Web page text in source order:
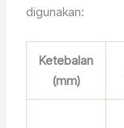
digunakan:
Ketebalan
(mm)